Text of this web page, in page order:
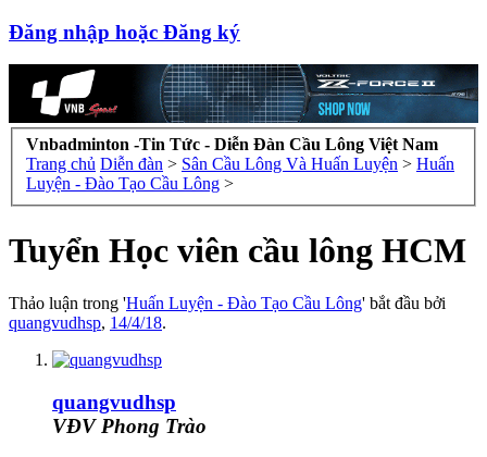
Đăng nhập hoặc Đăng ký
Vnbadminton -Tin Tức - Diễn Đàn Cầu Lông Việt Nam
Trang chủ Diễn đàn > Sân Cầu Lông Và Huấn Luyện > Huấn
Luyện - Đào Tạo Cầu Lông >
Tuyển Học viên cầu lông HCM
Thảo luận trong 'Huấn Luyện - Đào Tạo Cầu Lông' bắt đầu bởi
quangvudhsp, 14/4/18.
quangvudhsp
VĐV Phong Trào